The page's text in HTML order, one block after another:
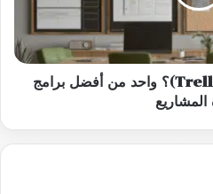
ما هو استخدامات تريلو (Trello)؟ واحد من أفضل برامج
المشاريع